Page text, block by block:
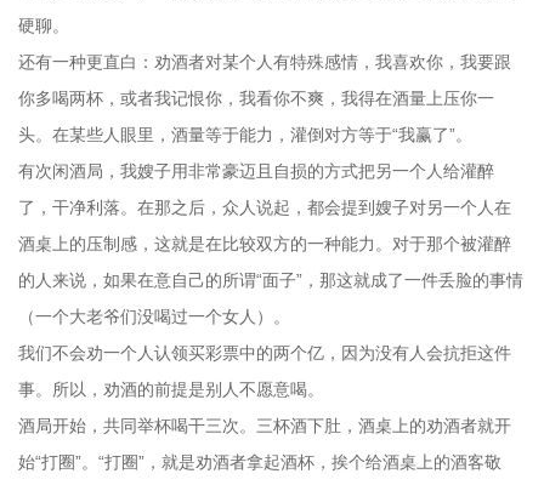
硬聊。
还有一种更直白：劝酒者对某个人有特殊感情，我喜欢你，我要跟
你多喝两杯，或者我记恨你，我看你不爽，我得在酒量上压你一
头。在某些人眼里，酒量等于能力，灌倒对方等于“我赢了”。
有次闲酒局，我嫂子用非常豪迈且自损的方式把另一个人给灌醉
了，干净利落。在那之后，众人说起，都会提到嫂子对另一个人在
酒桌上的压制感，这就是在比较双方的一种能力。对于那个被灌醉
的人来说，如果在意自己的所谓“面子”，那这就成了一件丢脸的事情
（一个大老爷们没喝过一个女人）。
我们不会劝一个人认领买彩票中的两个亿，因为没有人会抗拒这件
事。所以，劝酒的前提是别人不愿意喝。
酒局开始，共同举杯喝干三次。三杯酒下肚，酒桌上的劝酒者就开
始“打圈”。“打圈”，就是劝酒者拿起酒杯，挨个给酒桌上的酒客敬